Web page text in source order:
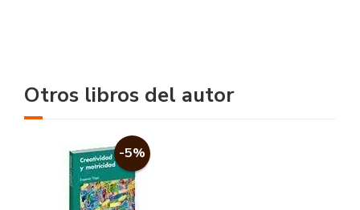
Otros libros del autor
-5%